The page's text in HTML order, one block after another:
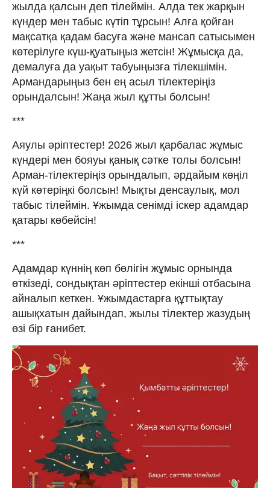
жылда қалсын деп тілеймін. Алда тек жарқын
күндер мен табыс күтіп тұрсын! Алға қойған
мақсатқа қадам басуға және мансап сатысымен
көтерілуге ​​күш-қуатыңыз жетсін! Жұмысқа да,
демалуға да уақыт табуыңызға тілекшімін.
Армандарыңыз бен ең асыл тілектеріңіз
орындалсын! Жаңа жыл құтты болсын!
***
Аяулы әріптестер! 2026 жыл қарбалас жұмыс
күндері мен бояуы қанық сәтке толы болсын!
Арман-тілектеріңіз орындалып, әрдайым көңіл
күй көтеріңкі болсын! Мықты денсаулық, мол
табыс тілеймін. Ұжымда сенімді іскер адамдар
қатары көбейсін!
***
Адамдар күннің көп бөлігін жұмыс орнында
өткізеді, сондықтан әріптестер екінші отбасына
айналып кеткен. Ұжымдастарға құттықтау
ашықхатын дайындап, жылы тілектер жазудың
өзі бір ғанибет.